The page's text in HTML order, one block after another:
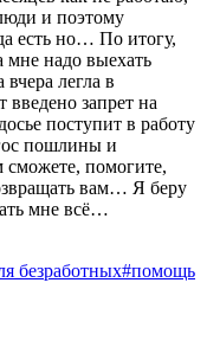
и поэтому
есть но… По итогу,
мне надо выехать
легла в
запрет на
поступит в работу
пошлины и
сможете, помогите,
вам… Я беру
мне всё…
безработных#помощь